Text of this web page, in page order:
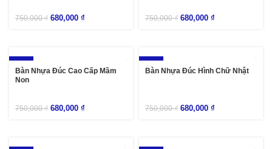
750,000₫ 680,000 ₫ 750,000₫ 680,000 ₫
-9%
Bàn Nhựa Đúc Cao Cấp Mầm
Non
750,000₫ 680,000 ₫
-9%
Bàn Nhựa Đúc Hình Chữ Nhật
750,000₫ 680,000 ₫